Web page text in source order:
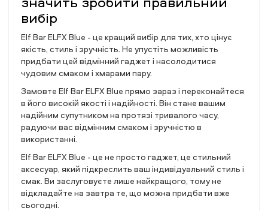
вибір
Elf Bar ELFX Blue - це кращий вибір для тих, хто цінує
якість, стиль і зручність. Не упустіть можливість
придбати цей відмінний гаджет і насолодитися
чудовим смаком і хмарами пару.
Замовте Elf Bar ELFX Blue прямо зараз і переконайтеся
в його високій якості і надійності. Він стане вашим
надійним супутником на протязі тривалого часу,
радуючи вас відмінним смаком і зручністю в
використанні.
Elf Bar ELFX Blue - це не просто гаджет, це стильний
аксесуар, який підкреслить ваш індивідуальний стиль і
смак. Ви заслуговуєте лише найкращого, тому не
відкладайте на завтра те, що можна придбати вже
сьогодні.